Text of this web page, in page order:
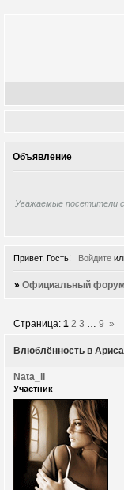
Объявление
Уважаемые посетители
Привет, Гость! Войдите
»Официальный форум
Влюблённость в
Страница:1 2 3 … 9 »
Nata_li
Участник